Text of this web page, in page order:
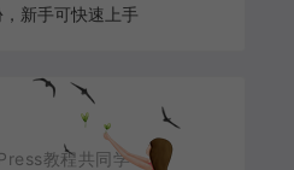
新手可快速上手
教程共同学